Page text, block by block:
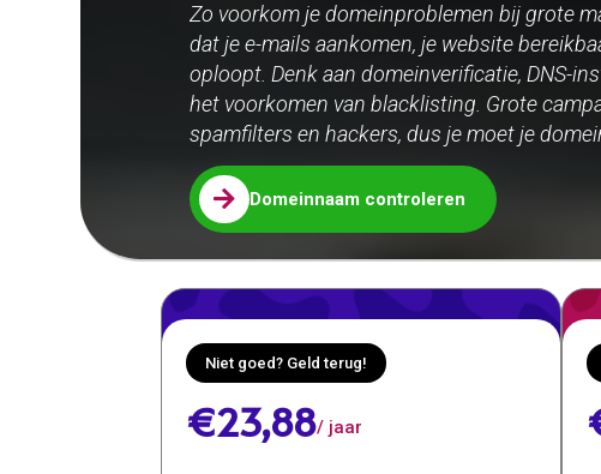
Zo voorkom je domeinproblemen bij grote
dat je e-mails aankomen, je website
oploopt. Denk aan domeinverificatie, DNS-
het voorkomen van blacklisting. Grote
spamfilters en hackers, dus je moet je
 Domeinnaam controleren
Niet goed? Geld terug!
€23,88/ jaar